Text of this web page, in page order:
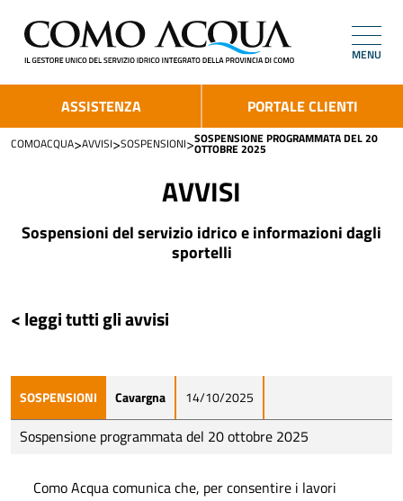
MENU
ASSISTENZA PORTALE CLIENTI
COMOACQUA>AVVISI>SOSPENSIONI>SOSPENSIONE PROGRAMMATA DEL 20
OTTOBRE 2025
AVVISI
Sospensioni del servizio idrico e informazioni dagli
sportelli
< leggi tutti gli avvisi
SOSPENSIONI Cavargna 14/10/2025
Sospensione programmata del 20 ottobre 2025
Como Acqua comunica che, per consentire i lavori